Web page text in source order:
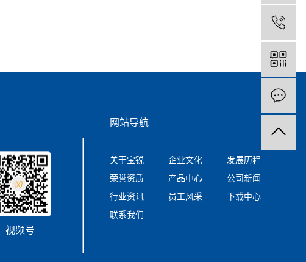
视频号
网站导航
关于宝锐 企业文化
发展历程
荣誉资质
产品中心
公司新闻
行业资讯
员工风采
下载中心
联系我们